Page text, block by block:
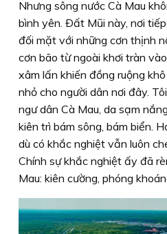
Nhưng sông nước Cà Mau
bình yên. Ðất Mũi này, nơi
đối mặt với những cơn thịnh
cơn bão từ ngoài khơi tràn
xâm lấn khiến đồng ruộng
nhỏ cho người dân nơi đây.
ngư dân Cà Mau, da sạm
kiên trì bám sông, bám biển.
dù có khắc nghiệt vẫn luôn
Chính sự khắc nghiệt ấy đã
Mau: kiên cường, phóng